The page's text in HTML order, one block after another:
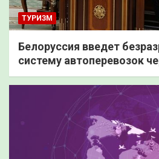
ТУРИЗМ
Белоруссия введет
систему автоперевозок